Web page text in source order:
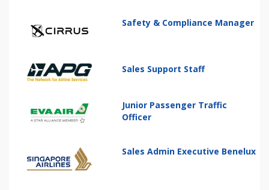
Safety & Compliance Manager
Sales Support Staff
Junior Passenger Traffic
Officer
Sales Admin Executive Benelux